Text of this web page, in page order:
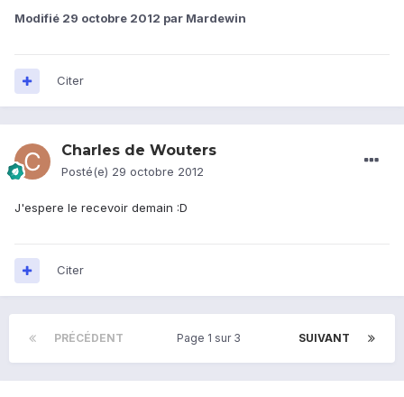
Modifié 29 octobre 2012 par Mardewin
Citer
Charles de Wouters
Posté(e) 29 octobre 2012
J'espere le recevoir demain :D
Citer
PRÉCÉDENT SUIVANT
Page 1 sur 3